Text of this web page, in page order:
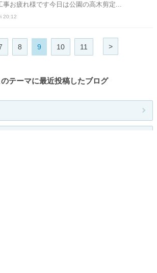
お疲れ様です今日は公園の高木剪定...
20:12
8 9 10 11 >
のテーマに最近投稿したブログ